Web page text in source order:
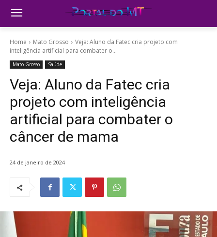
Home Mato Grosso
Veja: Aluno da Fatec cria projeto com
inteligência artificial para combater o...
Mato Grosso Saúde
Veja: Aluno da Fatec cria
projeto com inteligência
artificial para combater o
câncer de mama
24 de janeiro de 2024